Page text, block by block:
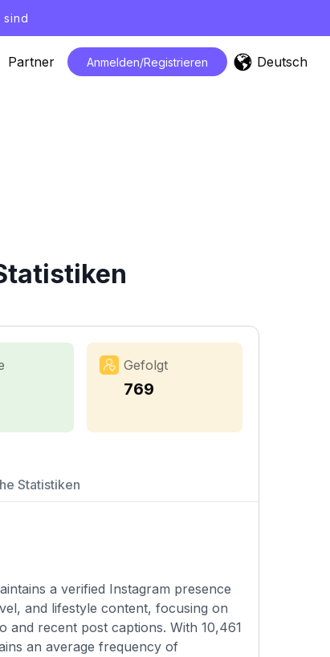
Partner Anmelden/Registrieren Deutsch
Gefolgt
769
Statistiken
a verified Instagram presence
and lifestyle content, focusing on
and recent post captions. With 10,461
an average frequency of